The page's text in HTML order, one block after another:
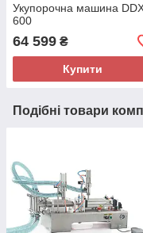
Укупорочна машина
600
64 599 ₴
Купити
Подібні товари